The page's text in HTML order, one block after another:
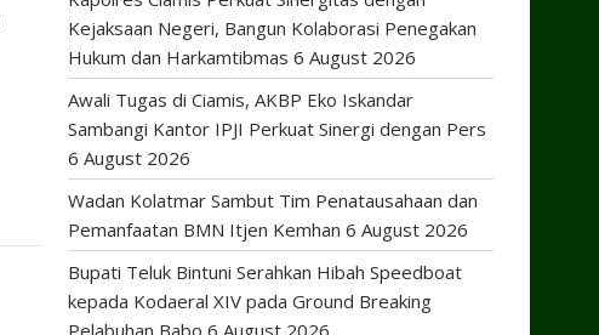
Kejaksaan Negeri, Bangun Kolaborasi Penegakan
Hukum dan Harkamtibmas 6 August 2026
Awali Tugas di Ciamis, AKBP Eko Iskandar
Sambangi Kantor IPJI Perkuat Sinergi dengan Pers
6 August 2026
Wadan Kolatmar Sambut Tim Penatausahaan dan
Pemanfaatan BMN Itjen Kemhan 6 August 2026
Bupati Teluk Bintuni Serahkan Hibah Speedboat
kepada Kodaeral XIV pada Ground Breaking
Pelabuhan Babo 6 August 2026